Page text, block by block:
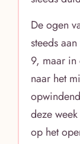
De ogen
steeds
9, maar in
naar het
deze
op het